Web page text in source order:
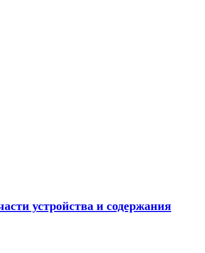
устройства и содержания